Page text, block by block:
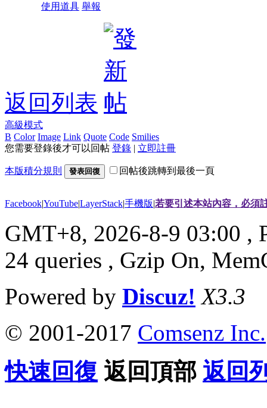
使用道具 舉報
返回列表
高級模式
B Color Image Link Quote Code Smilies
您需要登錄後才可以回帖 登錄 | 立即註冊
本版積分規則 發表回復 回帖後跳轉到最後一頁
Facebook|YouTube|LayerStack|手機版|若要引述本站內容，必須
GMT+8, 2026-8-9 03:00 ,
24 queries , Gzip On,
Powered by Discuz! X3.3
© 2001-2017 Comsenz Inc.
快速回復 返回頂部 返回